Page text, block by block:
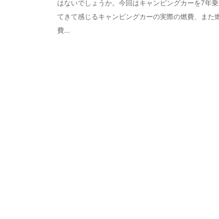
はないでしょうか。今回はキャンピングカーを7年
てきて感じるキャンピングカーの実際の燃費、また
費...